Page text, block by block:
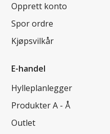
Opprett konto
Spor ordre
Kjøpsvilkår
E-handel
Hylleplanlegger
Produkter A - Å
Outlet